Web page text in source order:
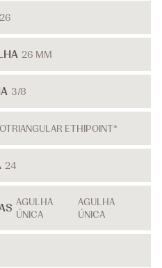
26 MM
3/8
ETHIPOINT*
24
AGULHA
ÚNICA
AGULHA
ÚNICA